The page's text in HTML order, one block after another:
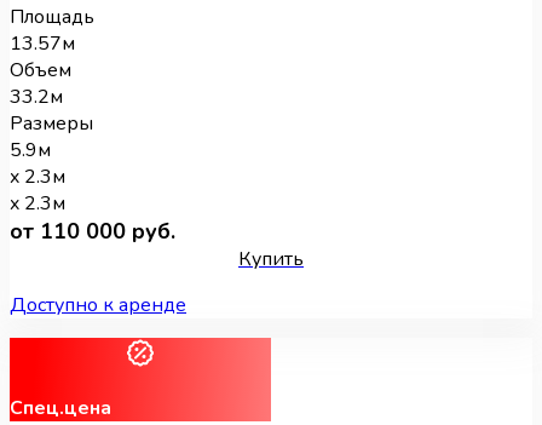
Площадь
13.57м
Объем
33.2м
Размеры
5.9м
x 2.3м
x 2.3м
от 110 000 руб.
Купить
Доступно к аренде
Спец.цена